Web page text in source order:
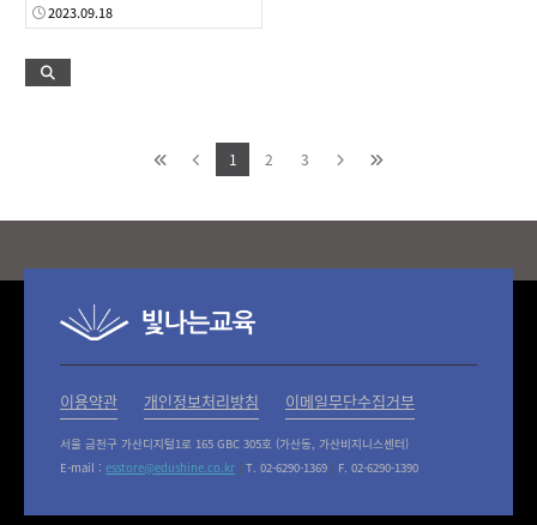
2023.09.18
1 2 3
이용약관 개인정보처리방침 이메일무단수집거부
서울 금천구 가산디지털1로 165 GBC 305호 (가산동, 가산비지니스센터)
E-mail : esstore@edushine.co.kr | T. 02-6290-1369 | F. 02-6290-1390